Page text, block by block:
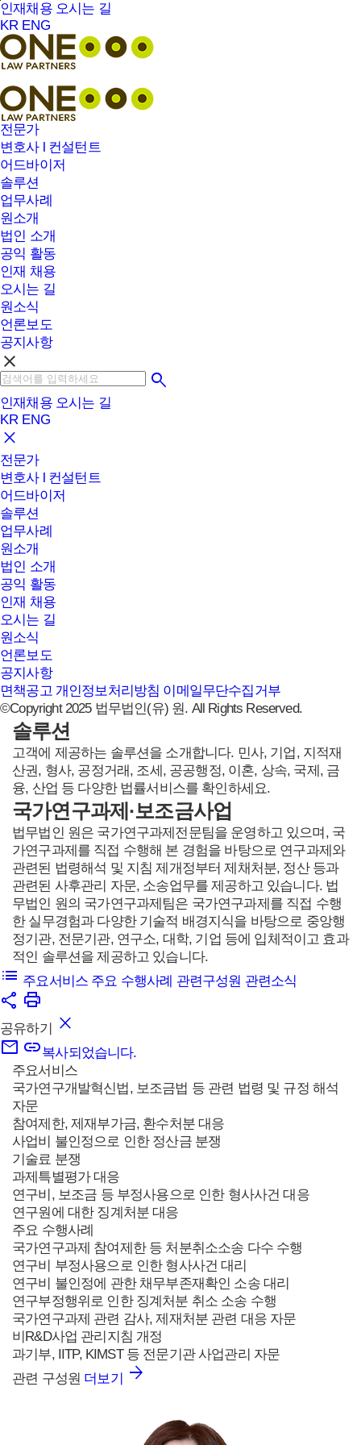
본문바로가기
인재채용 오시는 길
KR ENG
전문가
변호사 l 컨설턴트
어드바이저
솔루션
업무사례
원소개
법인 소개
공익 활동
인재 채용
오시는 길
원소식
언론보도
공지사항
clear
인재채용 오시는 길
KR ENG
전문가
변호사 l 컨설턴트
어드바이저
솔루션
업무사례
원소개
법인 소개
공익 활동
인재 채용
오시는 길
원소식
언론보도
공지사항
면책공고 개인정보처리방침 이메일무단수집거부
©Copyright 2025 법무법인(유) 원. All Rights Reserved.
솔루션
고객에 제공하는 솔루션을 소개합니다. 민사, 기업, 지적재
산권, 형사, 공정거래, 조세, 공공행정, 이혼, 상속, 국제, 금
융, 산업 등 다양한 법률서비스를 확인하세요.
국가연구과제·보조금사업
법무법인 원은 국가연구과제전문팀을 운영하고 있으며, 국
가연구과제를 직접 수행해 본 경험을 바탕으로 연구과제와
관련된 법령해석 및 지침 제개정부터 제채처분, 정산 등과
관련된 사후관리 자문, 소송업무를 제공하고 있습니다. 법
무법인 원의 국가연구과제팀은 국가연구과제를 직접 수행
한 실무경험과 다양한 기술적 배경지식을 바탕으로 중앙행
정기관, 전문기관, 연구소, 대학, 기업 등에 입체적이고 효과
적인 솔루션을 제공하고 있습니다.
주요서비스 주요 수행사례 관련구성원 관련소식
공유하기
복사되었습니다.
주요서비스
국가연구개발혁신법, 보조금법 등 관련 법령 및 규정 해석
자문
참여제한, 제재부가금, 환수처분 대응
사업비 불인정으로 인한 정산금 분쟁
기술료 분쟁
과제특별평가 대응
연구비, 보조금 등 부정사용으로 인한 형사사건 대응
연구원에 대한 징계처분 대응
주요 수행사례
국가연구과제 참여제한 등 처분취소소송 다수 수행
연구비 부정사용으로 인한 형사사건 대리
연구비 불인정에 관한 채무부존재확인 소송 대리
연구부정행위로 인한 징계처분 취소 소송 수행
국가연구과제 관련 감사, 제재처분 관련 대응 자문
비R&D사업 관리지침 개정
과기부, IITP, KIMST 등 전문기관 사업관리 자문
관련 구성원 더보기